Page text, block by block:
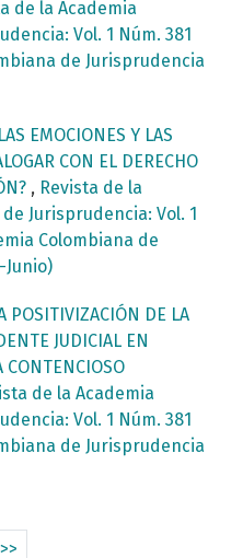
de la Academia
Vol. 1 Núm. 381
de Jurisprudencia
EMOCIONES Y LAS
CON EL DERECHO
, Revista de la
Jurisprudencia: Vol. 1
Colombiana de
POSITIVIZACIÓN DE LA
JUDICIAL EN
CONTENCIOSO
de la Academia
Vol. 1 Núm. 381
de Jurisprudencia
>>